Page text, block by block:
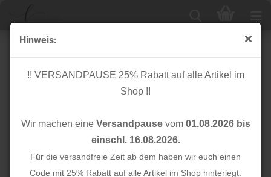
Hinweis:
!! VERSANDPAUSE 25% Rabatt auf alle Artikel im
Shop !!
Wir machen eine Versandpausevom 01.08.2026 bis
einschl. 16.08.2026.
Für die versandfreie Zeit ab dem haben wir euch einen
Code mit 25% Rabatt auf alle Artikel im Shop hinterlegt.
Knopf Corozo - Plain - 15 mm - pecan - meetMilk